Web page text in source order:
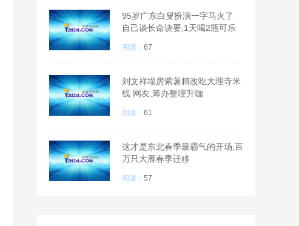
95岁广东白叟扮演一字马火了
自己谈长命诀要,1天喝2瓶可乐
阅读： 67
刘文祥塌房紫薯精改吃大理寺米
线 网友,筹办整理升咖
阅读： 61
这才是东北春季最霸气的开场,百
万只大雁春季迁移
阅读： 57